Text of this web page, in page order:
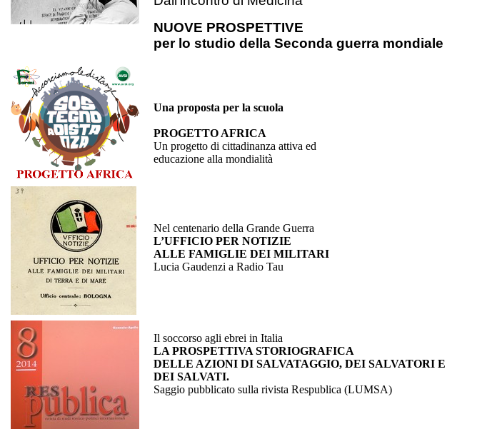
NUOVE PROSPETTIVE
per lo studio della Seconda guerra mondiale
Una proposta per la scuola
PROGETTO AFRICA
Un progetto di cittadinanza attiva ed
educazione alla mondialità
Nel centenario della Grande Guerra
L’UFFICIO PER NOTIZIE
ALLE FAMIGLIE DEI MILITARI
Lucia Gaudenzi a Radio Tau
Il soccorso agli ebrei in Italia
LA PROSPETTIVA STORIOGRAFICA
DELLE AZIONI DI SALVATAGGIO, DEI SALVATORI E
DEI SALVATI.
Saggio pubblicato sulla rivista Respublica (LUMSA)